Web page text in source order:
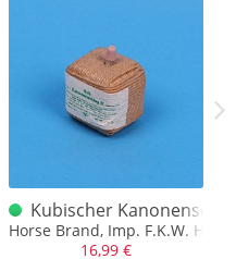
1232
Kubischer
Horse Brand, Imp. F.K.W.
16,99 €